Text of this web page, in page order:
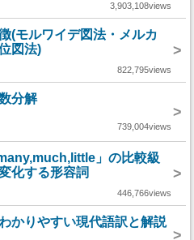
3,903,108views
(モルワイデ図法・メルカ
図法)
>
822,795views
分解
>
739,004views
」の比較級
化する形容詞
>
446,766views
かりやすい現代語訳と解説
>